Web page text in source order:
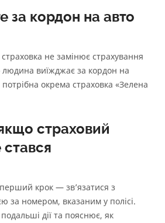
за кордон на авто
не замінює страхування
виїжджає за кордон на
окрема страховка «Зелена
страховий
крок — зв’язатися з
за номером, вказаним у полісі.
дії та пояснює, як